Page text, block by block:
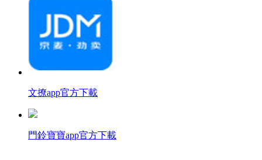
文撩app官方下載
門鈴寶寶app官方下載